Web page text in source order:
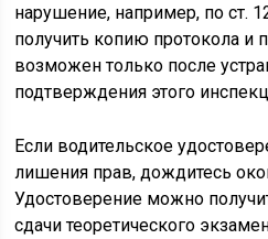
нарушение, например, по ст.
получить копию протокола и
возможен только после
подтверждения этого
Если водительское
лишения прав, дождитесь
Удостоверение можно
сдачи теоретического